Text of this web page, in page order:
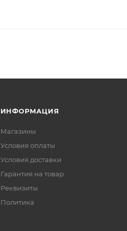
ИНФОРМАЦИЯ
Магазины
Условия оплаты
Условия доставки
Гарантия на товар
Реквизиты
Политика